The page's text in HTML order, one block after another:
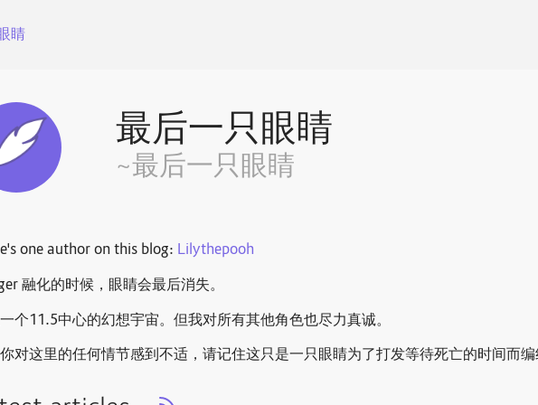
睛
最后一只眼睛
~最后一只眼睛
one author on this blog: Lilythepooh
融化的时候，眼睛会最后消失。
个11.5中心的幻想宇宙。但我对所有其他角色也尽力真诚。
对这里的任何情节感到不适，请记住这只是一只眼睛为了打发等待死亡的时间而编